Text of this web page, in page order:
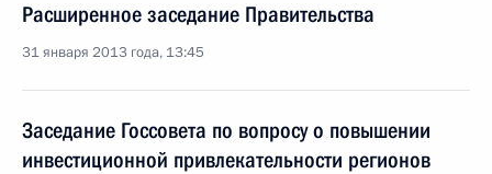
Расширенное заседание Правительства
31 января 2013 года, 13:45
Заседание Госсовета по вопросу о повышении
инвестиционной привлекательности регионов